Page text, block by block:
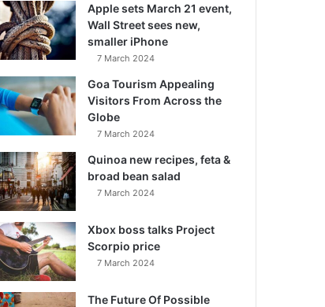
Apple sets March 21 event,
Wall Street sees new,
smaller iPhone
7 March 2024
Goa Tourism Appealing
Visitors From Across the
Globe
7 March 2024
Quinoa new recipes, feta &
broad bean salad
7 March 2024
Xbox boss talks Project
Scorpio price
7 March 2024
The Future Of Possible